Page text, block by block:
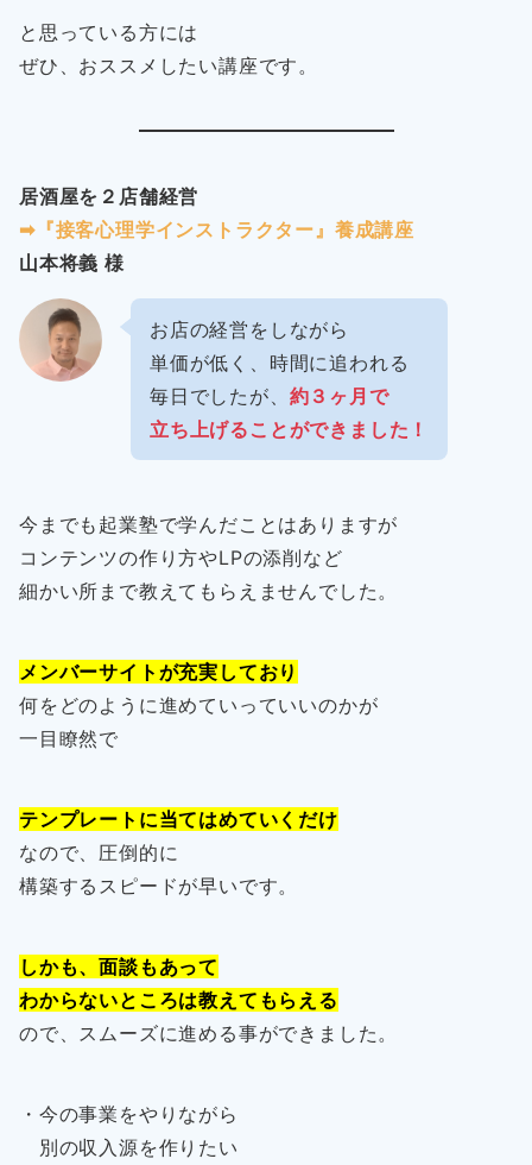
と思っている方には
ぜひ、おススメしたい講座です。
居酒屋を２店舗経営
➡︎『接客心理学インストラクター』養成講座
山本将義 様
お店の経営をしながら
単価が低く、時間に追われる
毎日でしたが、 約３ヶ月で
立ち上げることができました！
今までも起業塾で学んだことはありますが
コンテンツの作り方やLPの添削など
細かい所まで教えてもらえませんでした。
メンバーサイトが充実しており
何をどのように進めていっていいのかが
一目瞭然で
テンプレートに当てはめていくだけ
なので、圧倒的に
構築するスピードが早いです。
しかも、面談もあって
わからないところは教えてもらえる
ので、スムーズに進める事ができました。
・今の事業をやりながら
別の収入源を作りたい